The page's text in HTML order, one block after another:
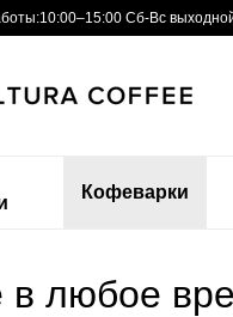
10:00–15:00 Сб-Вс
Кофеварки
любое